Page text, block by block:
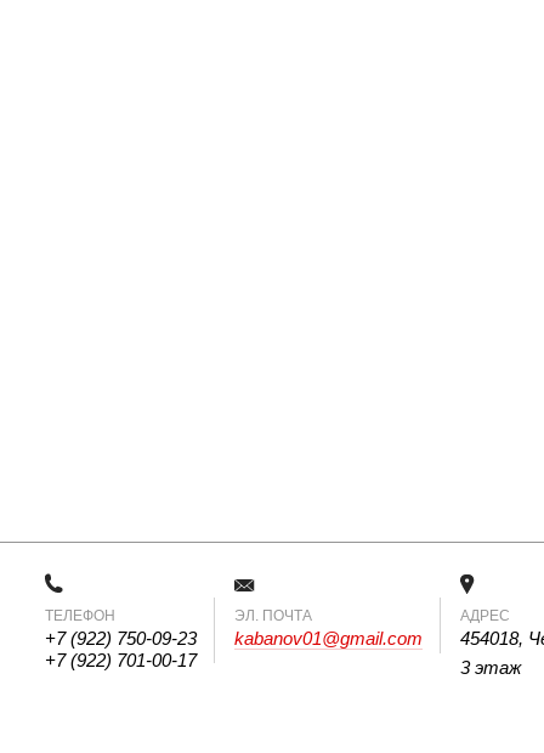
ТЕЛЕФОН
+7 (922) 750-09-23
+7 (922) 701-00-17
ЭЛ. ПОЧТА
kabanov01@gmail.com
АДРЕС
454018,
3 этаж